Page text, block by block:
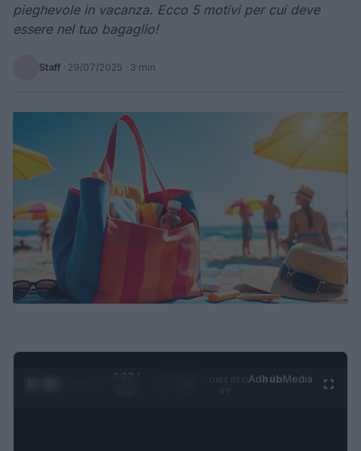
pieghevole in vacanza. Ecco 5 motivi per cui deve
essere nel tuo bagaglio!
Staff · 29/07/2025 · 3 min
0:27 /
AdhubMedia